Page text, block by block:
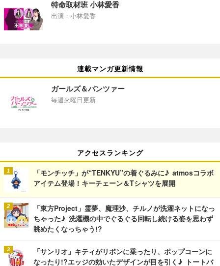
特命取材班 小林愛香
出演：小林愛香
連載マンガ更新情報
ガールズ＆パンツァー
毎週火曜日更新
アクセスランキング
「モンチッチ」が“TENKYU”の着ぐるみに♪ atmosコラボ
アイテム登場！キーチェーン＆Tシャツを展開
「東方Project」霊夢、魔理沙、チルノが洗濯ネットになっ
ちゃった♪ 洗濯機の中でぐるぐる回転し続ける姿を思わず
眺めたくなっちゃう!?
「サンリオ」キティがリボンに乗ったり、ポップコーンに
なったり!?エッジの効いたデザインが目を引く♪ トートバ